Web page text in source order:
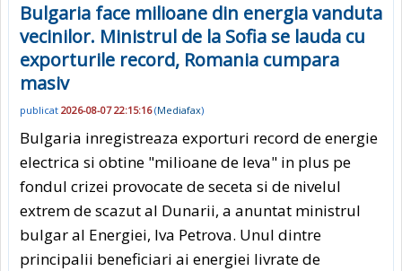
Bulgaria face milioane din energia vanduta
vecinilor. Ministrul de la Sofia se lauda cu
exporturile record, Romania cumpara
masiv
publicat 2026-08-07 22:15:16(Mediafax)
Bulgaria inregistreaza exporturi record de energie
electrica si obtine "milioane de leva" in plus pe
fondul crizei provocate de seceta si de nivelul
extrem de scazut al Dunarii, a anuntat ministrul
bulgar al Energiei, Iva Petrova. Unul dintre
principalii beneficiari ai energiei livrate de